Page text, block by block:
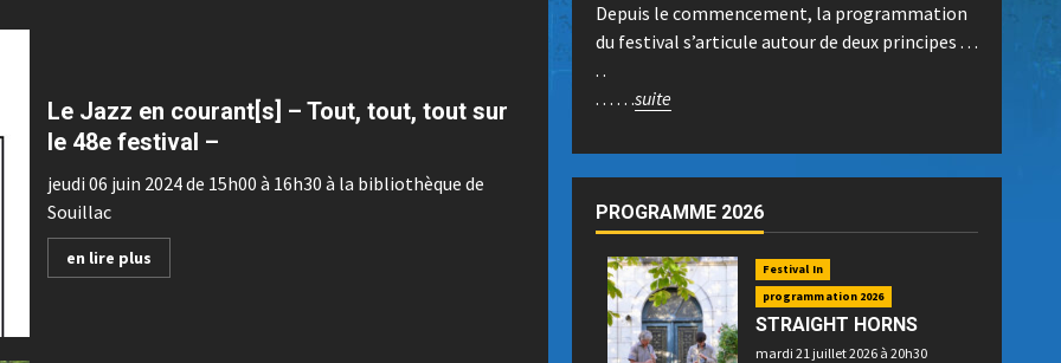
Le Jazz en courant[s] – Tout, tout, tout sur
le 48e festival –
jeudi 06 juin 2024 de 15h00 à 16h30 à la bibliothèque de
Souillac
en lire plus
Depuis le commencement, la programmation
du festival s’articule autour de deux principes . . .
. .
. . . . . .suite
PROGRAMME 2026
Festival In
programmation 2026
STRAIGHT HORNS
mardi 21 juillet 2026 à 20h30